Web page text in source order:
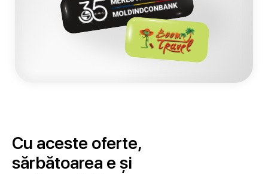
Cu aceste oferte,
sărbătoarea e și